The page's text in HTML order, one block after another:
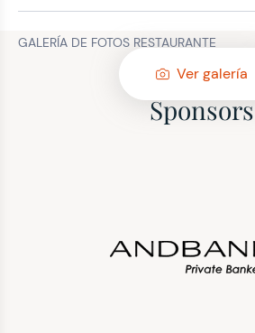
GALERÍA DE FOTOS RESTAURANTE
Ver galería
Sponsors